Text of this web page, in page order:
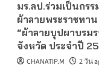
มร.ลป.ร่วมเป็นกร
ผ้าลายพระราชทา
“ผ้าลายบุปผาบรม
จังหวัด ประจำปี
CHANATIP.M 2 วัน